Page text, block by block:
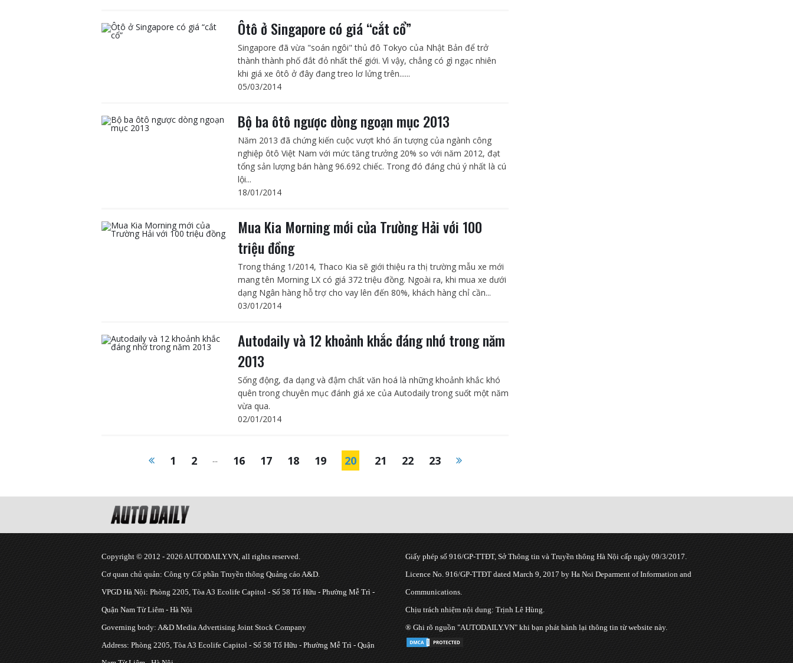
Ôtô ở Singapore có giá “cắt cổ”
Singapore đã vừa "soán ngôi" thủ đô Tokyo của Nhật Bản để trở
thành thành phố đắt đỏ nhất thế giới. Vì vậy, chẳng có gì ngạc nhiên
khi giá xe ôtô ở đây đang treo lơ lửng trên......
05/03/2014
Bộ ba ôtô ngược dòng ngoạn mục 2013
Năm 2013 đã chứng kiến cuộc vượt khó ấn tượng của ngành công
nghiệp ôtô Việt Nam với mức tăng trưởng 20% so với năm 2012, đạt
tổng sản lượng bán hàng 96.692 chiếc. Trong đó đáng chú ý nhất là cú
lội...
18/01/2014
Mua Kia Morning mới của Trường Hải với 100
triệu đồng
Trong tháng 1/2014, Thaco Kia sẽ giới thiệu ra thị trường mẫu xe mới
mang tên Morning LX có giá 372 triệu đồng. Ngoài ra, khi mua xe dưới
dạng Ngân hàng hỗ trợ cho vay lên đến 80%, khách hàng chỉ cần...
03/01/2014
Autodaily và 12 khoảnh khắc đáng nhớ trong năm
2013
Sống động, đa dạng và đậm chất văn hoá là những khoảnh khắc khó
quên trong chuyên mục đánh giá xe của Autodaily trong suốt một năm
vừa qua.
02/01/2014
1 2 ... 16 17 18 19 20 21 22 23
Copyright © 2012 - 2026 AUTODAILY.VN, all rights reserved.
Cơ quan chủ quản: Công ty Cổ phần Truyền thông Quảng cáo A&D.
VPGD Hà Nội: Phòng 2205, Tòa A3 Ecolife Capitol - Số 58 Tố Hữu - Phường Mễ Trì -
Quận Nam Từ Liêm - Hà Nội
Governing body: A&D Media Advertising Joint Stock Company
Address: Phòng 2205, Tòa A3 Ecolife Capitol - Số 58 Tố Hữu - Phường Mễ Trì - Quận
Giấy phép số 916/GP-TTĐT, Sở Thông tin và Truyền thông Hà Nội cấp ngày 09/3/2017.
Licence No. 916/GP-TTĐT dated March 9, 2017 by Ha Noi Deparment of Information and
Communications.
Chịu trách nhiệm nội dung: Trịnh Lê Hùng.
® Ghi rõ nguồn "AUTODAILY.VN" khi bạn phát hành lại thông tin từ website này.